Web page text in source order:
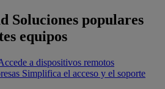
Soluciones populares
equipos
a dispositivos remotos
Simplifica el acceso y el soporte